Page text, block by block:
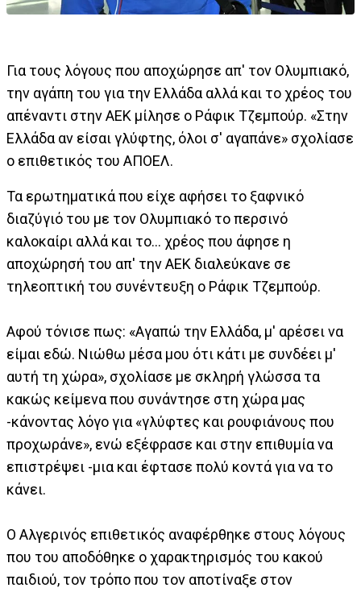
Για τους λόγους που αποχώρησε απ' τον Ολυμπιακό,
την αγάπη του για την Ελλάδα αλλά και το χρέος του
απέναντι στην ΑΕΚ μίλησε ο Ράφικ Τζεμπούρ. «Στην
Ελλάδα αν είσαι γλύφτης, όλοι σ' αγαπάνε» σχολίασε
ο επιθετικός του ΑΠΟΕΛ.
Τα ερωτηματικά που είχε αφήσει το ξαφνικό
διαζύγιό του με τον Ολυμπιακό το περσινό
καλοκαίρι αλλά και το... χρέος που άφησε η
αποχώρησή του απ' την ΑΕΚ διαλεύκανε σε
τηλεοπτική του συνέντευξη ο Ράφικ Τζεμπούρ.
Αφού τόνισε πως: «Αγαπώ την Ελλάδα, μ' αρέσει να
είμαι εδώ. Νιώθω μέσα μου ότι κάτι με συνδέει μ'
αυτή τη χώρα», σχολίασε με σκληρή γλώσσα τα
κακώς κείμενα που συνάντησε στη χώρα μας
-κάνοντας λόγο για «γλύφτες και ρουφιάνους που
προχωράνε», ενώ εξέφρασε και στην επιθυμία να
επιστρέψει -μια και έφτασε πολύ κοντά για να το
κάνει.
Ο Αλγερινός επιθετικός αναφέρθηκε στους λόγους
που του αποδόθηκε ο χαρακτηρισμός του κακού
παιδιού, τον τρόπο που τον αποτίναξε στον